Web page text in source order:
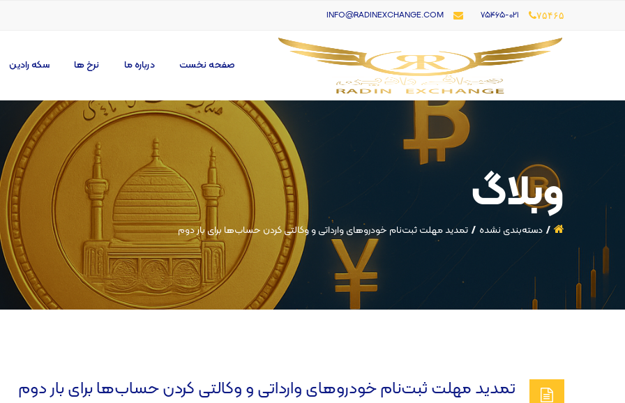
۷۵۴۶۵ INFO@RADINEXCHANGE.COM
صفحه نخست درباره ما نرخ ها سکه رادین
وبلاگ
دسته‌بندی نشده تمدید مهلت ثبت‌نام خودروهای وارداتی و وکالتی کردن حساب‌ها برای بار دوم
تمدید مهلت ثبت‌نام خودروهای وارداتی و وکالتی کردن حساب‌ها برای بار دوم